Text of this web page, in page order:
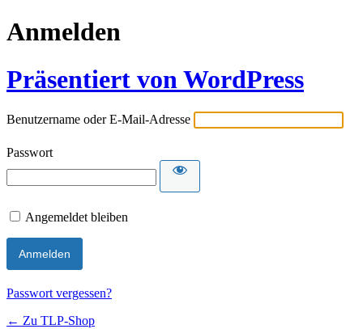
Anmelden
Präsentiert von WordPress
Benutzername oder E-Mail-Adresse
Passwort
Angemeldet bleiben
Passwort vergessen?
← Zu TLP-Shop